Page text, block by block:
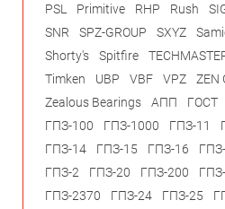
PSL
Primitive RHP Rush
SNR
SPZ-GROUP SXYZ
Shorty's
Spitfire
Timken
UBP VBF VPZ ZEN
Zealous Bearings
АПП ГОСТ
ГПЗ-100
ГПЗ-1000 ГПЗ-11
ГПЗ-14
ГПЗ-15 ГПЗ-16
ГПЗ-2
ГПЗ-20 ГПЗ-200
ГПЗ-2370
ГПЗ-24 ГПЗ-25